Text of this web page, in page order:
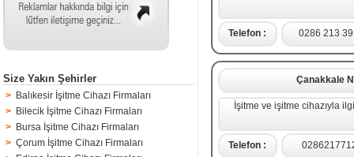
Size Yakın Şehirler
> Balıkesir İşitme Cihazı Firmaları
> Bilecik İşitme Cihazı Firmaları
> Bursa İşitme Cihazı Firmaları
> Çorum İşitme Cihazı Firmaları
Telefon : 0286 213
Çanakkale
İşitme ve işitme cihazıyla
Telefon :